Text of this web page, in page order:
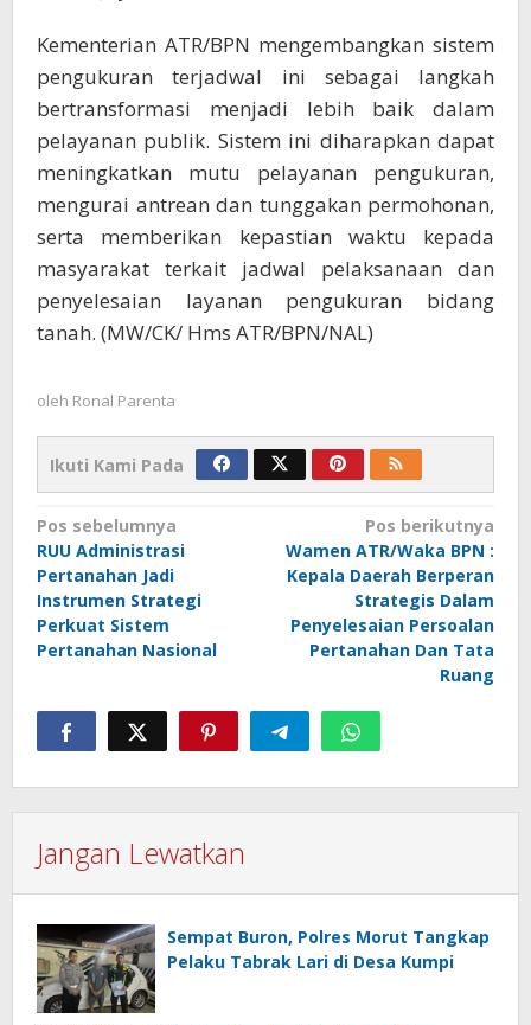
Kementerian ATR/BPN mengembangkan sistem
pengukuran terjadwal ini sebagai langkah
bertransformasi menjadi lebih baik dalam
pelayanan publik. Sistem ini diharapkan dapat
meningkatkan mutu pelayanan pengukuran,
mengurai antrean dan tunggakan permohonan,
serta memberikan kepastian waktu kepada
masyarakat terkait jadwal pelaksanaan dan
penyelesaian layanan pengukuran bidang
tanah. (MW/CK/ Hms ATR/BPN/NAL)
oleh Ronal Parenta
Ikuti Kami Pada
Navigasi
pos
Pos sebelumnya
RUU Administrasi
Pertanahan Jadi
Instrumen Strategi
Perkuat Sistem
Pertanahan Nasional
Pos berikutnya
Wamen ATR/Waka BPN :
Kepala Daerah Berperan
Strategis Dalam
Penyelesaian Persoalan
Pertanahan Dan Tata
Ruang
Jangan Lewatkan
Sempat Buron, Polres Morut Tangkap
Pelaku Tabrak Lari di Desa Kumpi